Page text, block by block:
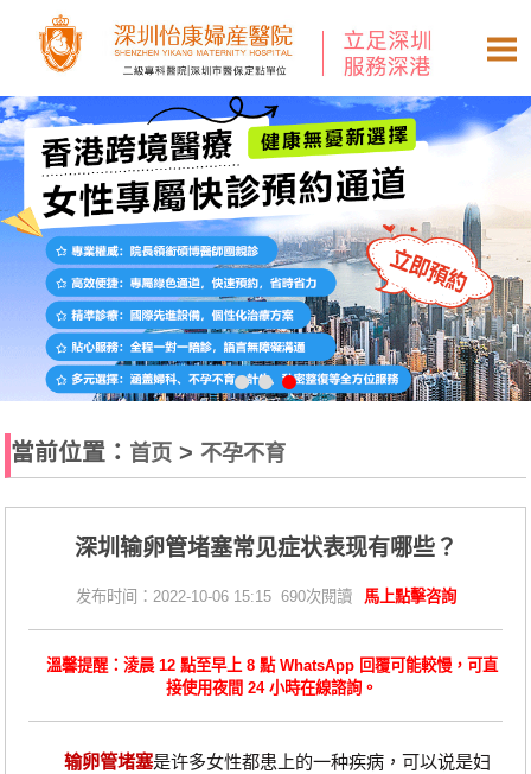
當前位置： 首页 > 不孕不育
深圳输卵管堵塞常见症状表现有哪些？
发布时间：2022-10-06 15:15 690次閱讀 馬上點擊咨詢
溫馨提醒：淩晨 12 點至早上 8 點 WhatsApp 回覆可能較慢，可直
接使用夜間 24 小時在線諮詢。
输卵管堵塞是许多女性都患上的一种疾病，可以说是妇